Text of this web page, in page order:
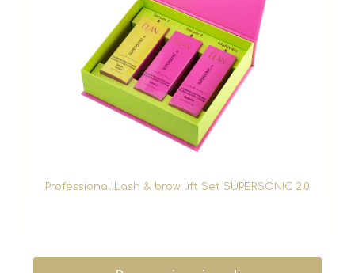
Professional Lash & brow lift Set SUPERSONIC 2.0